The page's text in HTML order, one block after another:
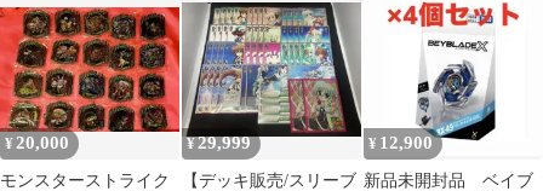
パード チノ パンツ
size70cm/ベージュ ■■
メンズ
¥ 20,000
モンスターストライク
¥29,999
【デッキ販売/スリーブ
¥ 12,900
新品未開封品 ベイブ